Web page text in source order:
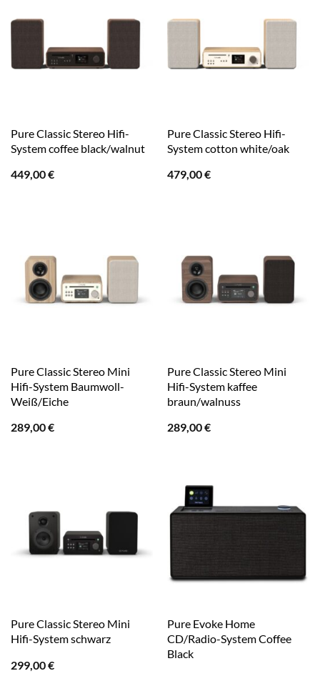
Pure Classic Stereo Hifi-
System coffee black/walnut
449,00€
Pure Classic Stereo Hifi-
System cotton white/oak
479,00€
Pure Classic Stereo Mini
Hifi-System Baumwoll-
Weiß/Eiche
289,00€
Pure Classic Stereo Mini
Hifi-System kaffee
braun/walnuss
289,00€
Pure Classic Stereo Mini
Hifi-System schwarz
299,00€
Pure Evoke Home
CD/Radio-System Coffee
Black